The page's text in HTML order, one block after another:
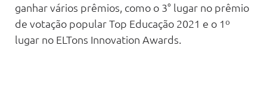
ganhar vários prêmios, como o 3° lugar no prêmio
de votação popular Top Educação 2021 e o 1º
lugar no ELTons Innovation Awards.